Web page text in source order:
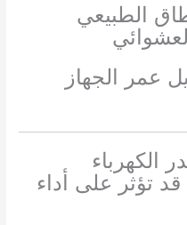
الطبيعي
عمر الجهاز
الكهرباء
تؤثر على أداء